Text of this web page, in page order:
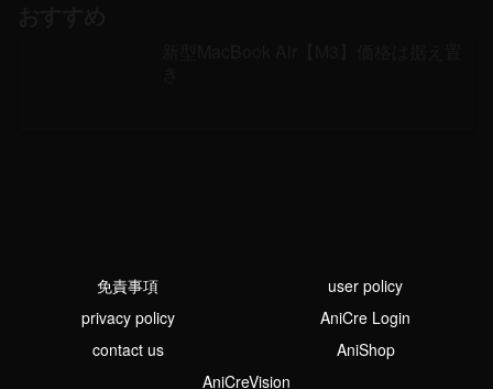
免責事項
user policy
privacy policy
AniCre Login
contact us
AniShop
AniCreVision